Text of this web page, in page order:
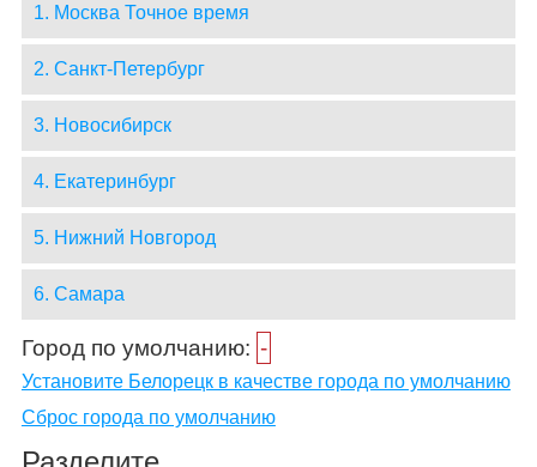
1. Москва Точное время
2. Санкт-Петербург
3. Новосибирск
4. Екатеринбург
5. Нижний Новгород
6. Самара
Город по умолчанию: -
Установите Белорецк в качестве города по умолчанию
Сброс города по умолчанию